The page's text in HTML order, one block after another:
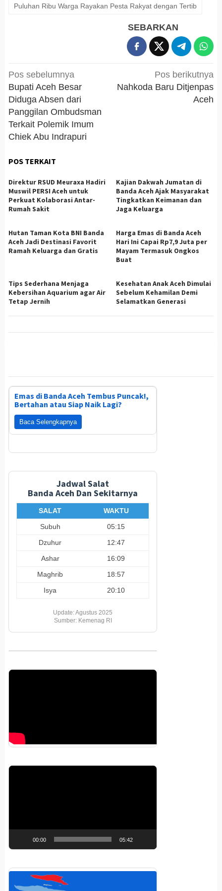
Puluhan Ribu Warga Rayakan Pesta Rakyat dengan Tertib
SEBARKAN
Navigasi
pos
Pos sebelumnya
Bupati Aceh Besar
Diduga Absen dari
Panggilan Ombudsman
Terkait Polemik Imum
Chiek Abu Indrapuri
Pos berikutnya
Nahkoda Baru Ditjenpas
Aceh
POS TERKAIT
Direktur RSUD Meuraxa Hadiri
Muswil PERSI Aceh untuk
Perkuat Kolaborasi Antar-
Rumah Sakit
Kajian Dakwah Jumatan di
Banda Aceh Ajak Masyarakat
Tingkatkan Keimanan dan
Jaga Keluarga
Hutan Taman Kota BNI Banda
Aceh Jadi Destinasi Favorit
Ramah Keluarga dan Gratis
Harga Emas di Banda Aceh
Hari Ini Capai Rp7,9 Juta per
Mayam Termasuk Ongkos
Buat
Tips Sederhana Menjaga
Kebersihan Aquarium agar Air
Tetap Jernih
Kesehatan Anak Aceh Dimulai
Sebelum Kehamilan Demi
Selamatkan Generasi
Emas di Banda Aceh Tembus Puncak!,
Bertahan atau Siap Naik Lagi?
Baca Selengkapnya
Jadwal Salat
Banda Aceh Dan Sekitarnya
SALAT
WAKTU
Subuh
05:15
Dzuhur
12:47
Ashar
16:09
Maghrib
18:57
Isya
20:10
Update: Agustus 2025
Sumber: Kemenag RI
Pemutar
00:00 05:42